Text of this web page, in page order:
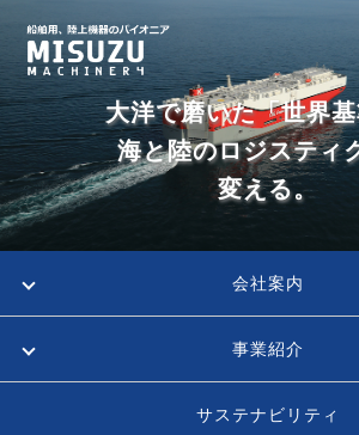
大洋で磨いた「世界
海と陸のロジスティ
変える。
会社案内
事業紹介
サステナビリティ